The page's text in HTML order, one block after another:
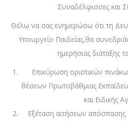
Συναδέλφισσες και
Θέλω να σας ενημερώσω ότι τη
Υπουργείο Παιδείας,θα
ημερήσιας διάταξης
Επικύρωση οριστικών
θέσεων Πρωτοβάθμιας
και Ειδικής
Εξέταση αιτήσεων